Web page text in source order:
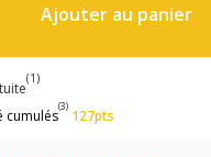
Ajouter au panier
(1)
cumulés
(3)
127pts